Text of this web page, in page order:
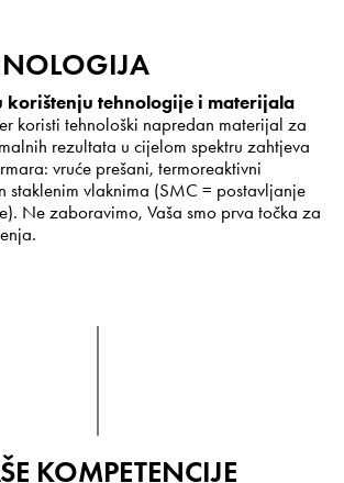
korištenju tehnologije i materijala
koristi tehnološki napredan materijal za
rezultata u cijelom spektru zahtjeva
vruće prešani, termoreaktivni
staklenim vlaknima (SMC = postavljanje
Ne zaboravimo, Vaša smo prva točka za
KOMPETENCIJE